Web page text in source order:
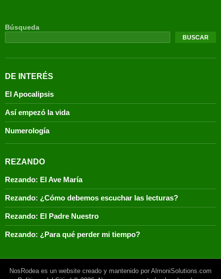
Búsqueda
BUSCAR
DE INTERÉS
El Apocalipsis
Así empezó la vida
Numerología
REZANDO
Rezando: El Ave María
Rezando: ¿Cómo debemos escuchar las lecturas?
Rezando: El Padre Nuestro
Rezando: ¿Para qué perder mi tiempo?
NosRodea es un website creado y mantenido por AlmoniSolutions.com